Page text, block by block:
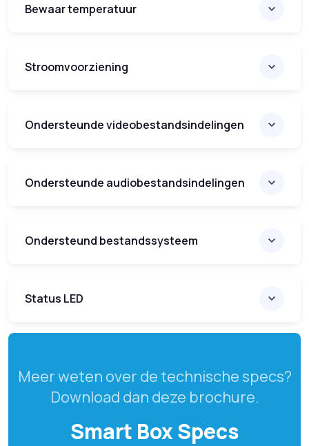
Bewaar temperatuur
Stroomvoorziening
Ondersteunde videobestandsindelingen
Ondersteunde audiobestandsindelingen
Ondersteund bestandssysteem
Status LED
Meer weten over de technische specs?
Download dan deze brochure.
Smart Box Specs